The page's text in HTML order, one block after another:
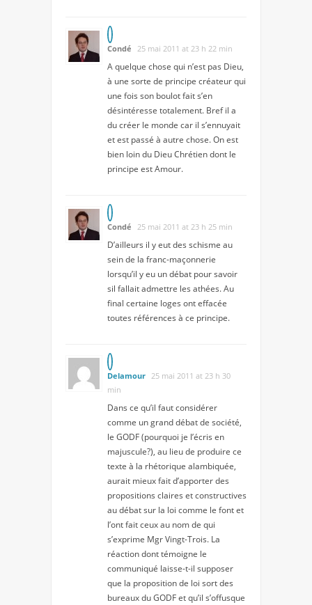
Condé 25 mai 2011 at 23 h 22 min
A quelque chose qui n’est pas Dieu,
à une sorte de principe créateur qui
une fois son boulot fait s’en
désintéresse totalement. Bref il a
du créer le monde car il s’ennuyait
et est passé à autre chose. On est
bien loin du Dieu Chrétien dont le
principe est Amour.
Condé 25 mai 2011 at 23 h 25 min
D’ailleurs il y eut des schisme au
sein de la franc-maçonnerie
lorsqu’il y eu un débat pour savoir
sil fallait admettre les athées. Au
final certaine loges ont effacée
toutes références à ce principe.
Delamour 25 mai 2011 at 23 h 30
min
Dans ce qu’il faut considérer
comme un grand débat de société,
le GODF (pourquoi je l’écris en
majuscule?), au lieu de produire ce
texte à la rhétorique alambiquée,
aurait mieux fait d’apporter des
propositions claires et constructives
au débat sur la loi comme le font et
l’ont fait ceux au nom de qui
s’exprime Mgr Vingt-Trois. La
réaction dont témoigne le
communiqué laisse-t-il supposer
que la proposition de loi sort des
bureaux du GODF et qu’il s’offusque